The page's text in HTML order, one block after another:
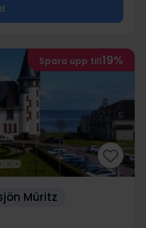
Spara upp till19%
Müritz